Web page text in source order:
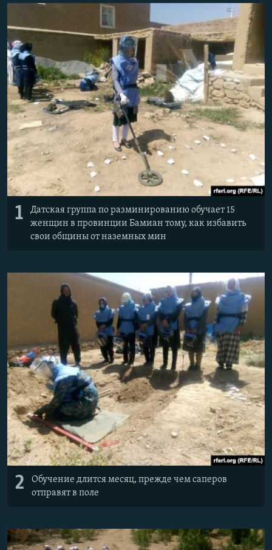
ПОБЕДИТЕЛЕЙ НЕ СУДЯТ?
КРЫМ.НЕПОКОРЕННЫЙ
ELIFBE
УКРАИНСКАЯ ПРОБЛЕМА КРЫМА
Все сайты RFE/RL
1
Датская группа по разминированию обучает 15
женщин в провинции Бамиан тому, как избавить
свои общины от наземных мин
2
Обучение длится месяц, прежде чем саперов
отправят в поле